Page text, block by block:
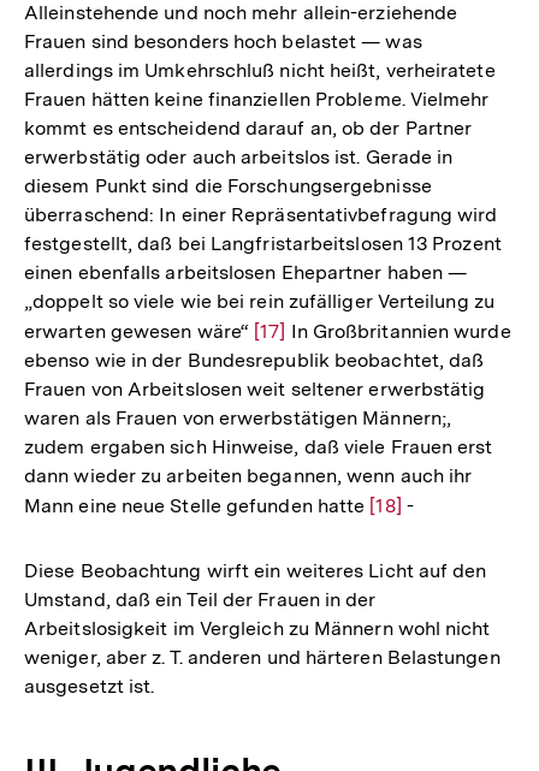
Alleinstehende und noch mehr allein-erziehende
Frauen sind besonders hoch belastet — was
allerdings im Umkehrschluß nicht heißt, verheiratete
Frauen hätten keine finanziellen Probleme. Vielmehr
kommt es entscheidend darauf an, ob der Partner
erwerbstätig oder auch arbeitslos ist. Gerade in
diesem Punkt sind die Forschungsergebnisse
überraschend: In einer Repräsentativbefragung wird
festgestellt, daß bei Langfristarbeitslosen 13 Prozent
einen ebenfalls arbeitslosen Ehepartner haben —
„doppelt so viele wie bei rein zufälliger Verteilung zu
erwarten gewesen wäre“ Zur
Auflösung
der
Fußnote
[17] In Großbritannien wurde
ebenso wie in der Bundesrepublik beobachtet, daß
Frauen von Arbeitslosen weit seltener erwerbstätig
waren als Frauen von erwerbstätigen Männern;,
zudem ergaben sich Hinweise, daß viele Frauen erst
dann wieder zu arbeiten begannen, wenn auch ihr
Mann eine neue Stelle gefunden hatte Zur
der
Fußnote
[18] -
Diese Beobachtung wirft ein weiteres Licht auf den
Umstand, daß ein Teil der Frauen in der
Arbeitslosigkeit im Vergleich zu Männern wohl nicht
weniger, aber z. T. anderen und härteren Belastungen
ausgesetzt ist.